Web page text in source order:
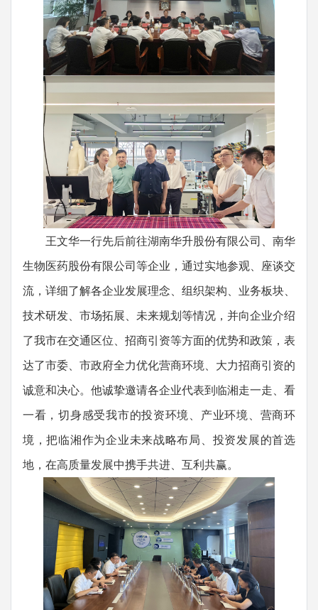
王文华一行先后前往湖南华升股份有限公司、南华
生物医药股份有限公司等企业，通过实地参观、座谈交
流，详细了解各企业发展理念、组织架构、业务板块、
技术研发、市场拓展、未来规划等情况，并向企业介绍
了我市在交通区位、招商引资等方面的优势和政策，表
达了市委、市政府全力优化营商环境、大力招商引资的
诚意和决心。他诚挚邀请各企业代表到临湘走一走、看
一看，切身感受我市的投资环境、产业环境、营商环
境，把临湘作为企业未来战略布局、投资发展的首选
地，在高质量发展中携手共进、互利共赢。